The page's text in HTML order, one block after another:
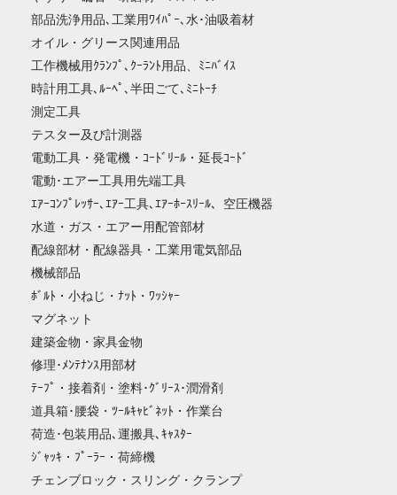
部品洗浄用品､工業用ﾜｲﾊﾟｰ､水･油吸着材
オイル・グリース関連用品
工作機械用ｸﾗﾝﾌﾟ､ｸｰﾗﾝﾄ用品、ﾐﾆﾊﾞｲｽ
時計用工具､ﾙｰﾍﾟ､半田ごて､ﾐﾆﾄｰﾁ
測定工具
テスター及び計測器
電動工具・発電機・ｺｰﾄﾞﾘｰﾙ・延長ｺｰﾄﾞ
電動･エアー工具用先端工具
ｴｱｰｺﾝﾌﾟﾚｯｻｰ､ｴｱｰ工具､ｴｱｰﾎｰｽﾘｰﾙ、空圧機器
水道・ガス・エアー用配管部材
配線部材・配線器具・工業用電気部品
機械部品
ﾎﾞﾙﾄ・小ねじ・ﾅｯﾄ・ﾜｯｼｬｰ
マグネット
建築金物・家具金物
修理･ﾒﾝﾃﾅﾝｽ用部材
ﾃｰﾌﾟ・接着剤・塗料･ｸﾞﾘｰｽ･潤滑剤
道具箱･腰袋・ﾂｰﾙｷｬﾋﾞﾈｯﾄ・作業台
荷造･包装用品､運搬具､ｷｬｽﾀｰ
ｼﾞｬｯｷ・ﾌﾟｰﾗｰ・荷締機
チェンブロック・スリング・クランプ